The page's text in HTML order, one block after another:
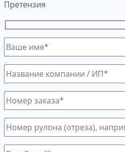
Претензия